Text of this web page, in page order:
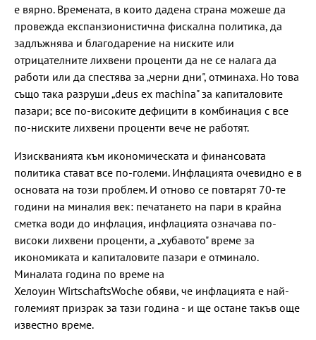
е вярно. Времената, в които дадена страна можеше да
провежда експанзионистична фискална политика, да
задлъжнява и благодарение на ниските или
отрицателните лихвени проценти да не се налага да
работи или да спестява за „черни дни", отминаха. Но това
също така разруши „deus ex machina" за капиталовите
пазари; все по-високите дефицити в комбинация с все
по-ниските лихвени проценти вече не работят.
Изискванията към икономическата и финансовата
политика стават все по-големи. Инфлацията очевидно е в
основата на този проблем. И отново се повтарят 70-те
години на миналия век: печатането на пари в крайна
сметка води до инфлация, инфлацията означава по-
високи лихвени проценти, а „хубавото" време за
икономиката и капиталовите пазари е отминало.
Миналата година по време на
Хелоуин WirtschaftsWoche обяви, че инфлацията е най-
големият призрак за тази година - и ще остане такъв още
известно време.